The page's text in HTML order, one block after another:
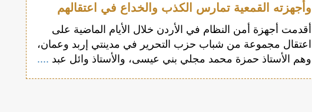
وأجهزته القمعية تمارس الكذب والخداع في اعتقالهم
أقدمت أجهزة أمن النظام في الأردن خلال الأيام الماضية على
اعتقال مجموعة من شباب حزب التحرير في مدينتي إربد وعمان،
وهم الأستاذ حمزة محمد مجلي بني عيسى، والأستاذ وائل عبد ....